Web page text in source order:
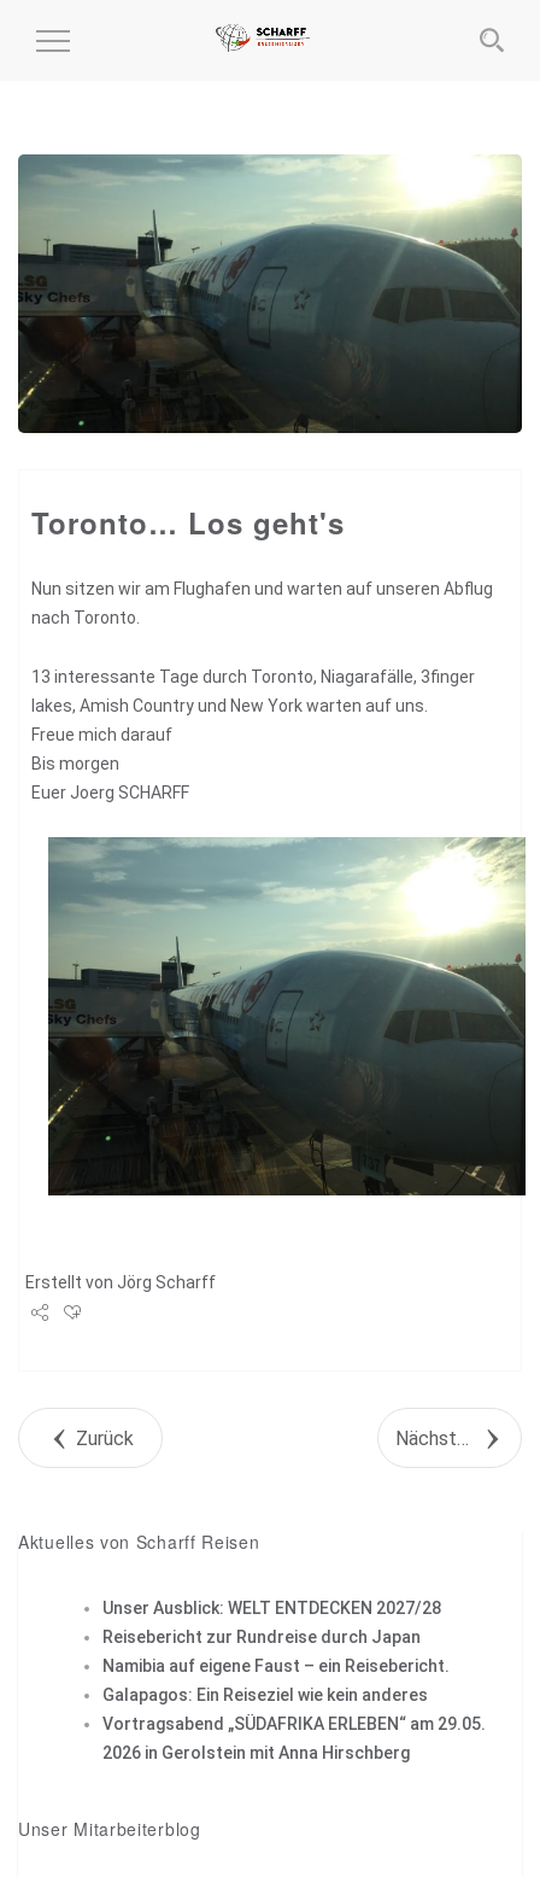
MENÜ
Toronto… Los geht's
Nun sitzen wir am Flughafen und warten auf unseren Abflug
nach Toronto.
13 interessante Tage durch Toronto, Niagarafälle, 3finger
lakes, Amish Country und New York warten auf uns.
Freue mich darauf
Bis morgen
Euer Joerg SCHARFF
Erstellt von Jörg Scharff
+1Zurück Nächstes Objekt
Aktuelles von Scharff Reisen
Unser Ausblick: WELT ENTDECKEN 2027/28
Reisebericht zur Rundreise durch Japan
Namibia auf eigene Faust – ein Reisebericht.
Galapagos: Ein Reiseziel wie kein anderes
Vortragsabend „SÜDAFRIKA ERLEBEN“ am 29.05.
2026 in Gerolstein mit Anna Hirschberg
Unser Mitarbeiterblog